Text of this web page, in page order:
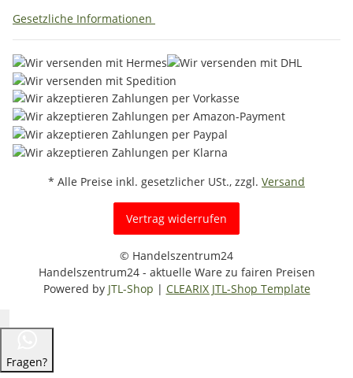
Gesetzliche Informationen
* Alle Preise inkl. gesetzlicher USt., zzgl. Versand
Vertrag widerrufen
© Handelszentrum24
Handelszentrum24 - aktuelle Ware zu fairen Preisen
Powered by JTL-Shop | CLEARIX JTL-Shop Template
Fragen?